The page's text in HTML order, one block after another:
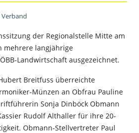
der Regionalstelle Mitte am
mehrere langjährige
Landwirtschaft ausgezeichnet.
Breitfuss überreichte
Münzen an Obfrau Pauline
Sonja Dinböck Obmann
Rudolf Althaller für ihre 20-
Obmann-Stellvertreter Paul